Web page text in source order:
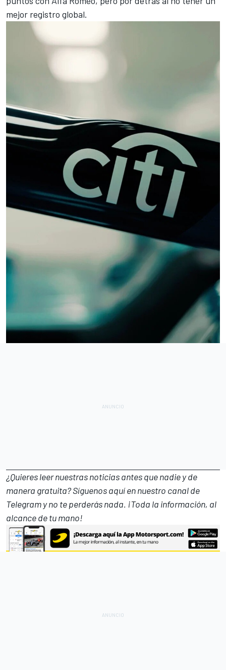
mejor registro global.
¿Quieres leer nuestras noticias antes que nadie y de
manera gratuita? Síguenosaquí en nuestro canal de
Telegramy no te perderás nada. ¡Toda la información, al
alcance de tu mano!